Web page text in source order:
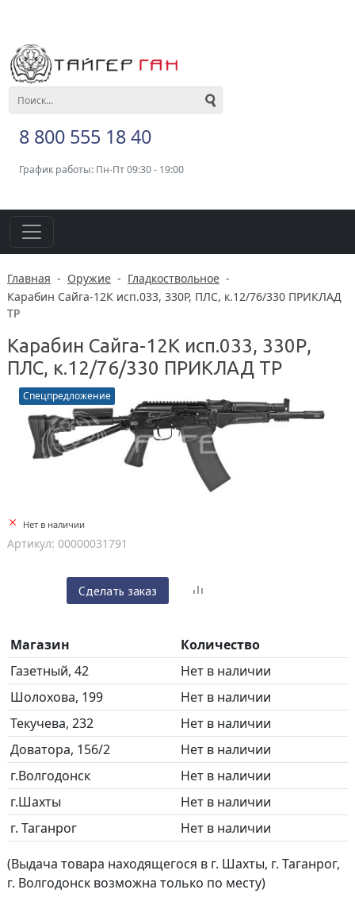
8 800 555 18 40
График работы: Пн-Пт 09:30 - 19:00
Главная - Оружие - Гладкоствольное -
Карабин Сайга-12К исп.033, 330Р, ПЛС, к.12/76/330 ПРИКЛАД
ТР
Карабин Сайга-12К исп.033, 330Р,
ПЛС, к.12/76/330 ПРИКЛАД ТР
Спецпредложение
Нет в наличии
Артикул: 00000031791
Сделать заказ
Магазин
Количество
Газетный, 42
Нет в наличии
Шолохова, 199
Нет в наличии
Текучева, 232
Нет в наличии
Доватора, 156/2
Нет в наличии
г.Волгодонск
Нет в наличии
г.Шахты
Нет в наличии
г. Таганрог
Нет в наличии
(Выдача товара находящегося в г. Шахты, г. Таганрог,
г. Волгодонск возможна только по месту)